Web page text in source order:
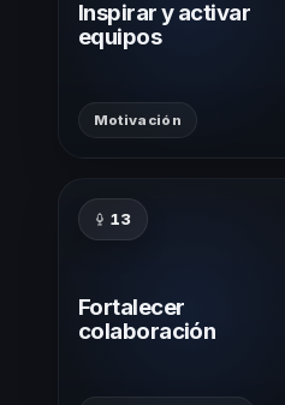
Inspirar y activar
equipos
Motivación
13
Fortalecer
colaboración